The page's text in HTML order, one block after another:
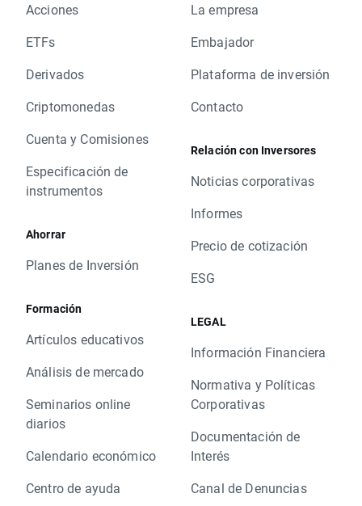
Acciones
ETFs
Derivados
Criptomonedas
Cuenta y Comisiones
Especificación de
instrumentos
Ahorrar
Planes de Inversión
Formación
Artículos educativos
Análisis de mercado
Seminarios online
diarios
Calendario económico
Centro de ayuda
La empresa
Embajador
Plataforma de inversión
Contacto
Relación con Inversores
Noticias corporativas
Informes
Precio de cotización
ESG
LEGAL
Información Financiera
Normativa y Políticas
Corporativas
Documentación de
Interés
Canal de Denuncias